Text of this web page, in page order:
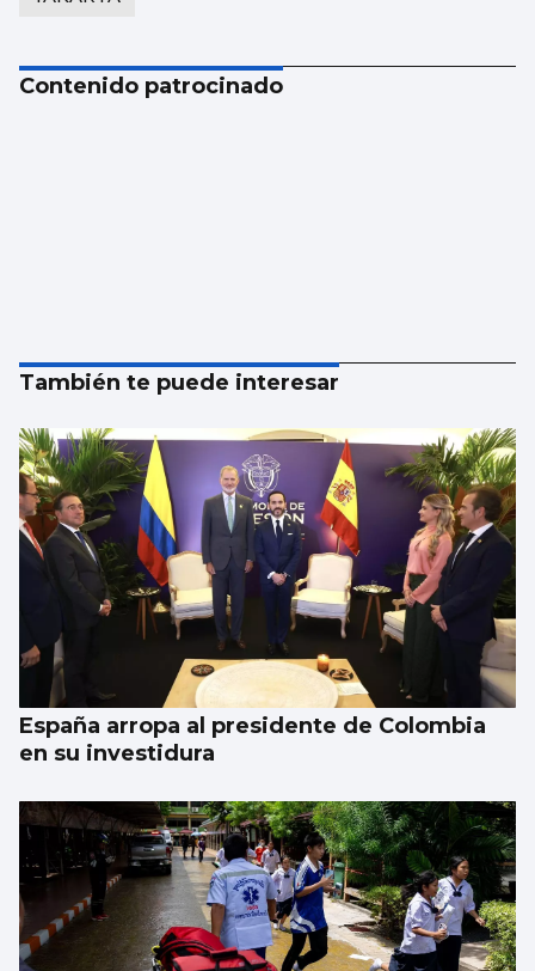
Contenido patrocinado
También te puede interesar
España arropa al presidente de Colombia
en su investidura